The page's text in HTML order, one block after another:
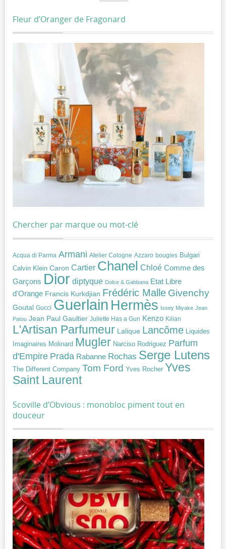
Fleur d’Oranger de Fragonard
Chercher par marque ou mot-clé
Acqua di Parma Armani Atelier Cologne Azzaro bougies Bulgari
Calvin Klein Caron Cartier Chanel Chloé Comme des
Garçons Dior diptyque Dolce & Gabbana Etat Libre
d'Orange Francis Kurkdjian Frédéric Malle Givenchy
Goutal Gucci Guerlain Hermès Issey Miyake Jean
Patou Jean Paul Gaultier Juliette Has a Gun Kenzo Kilian
L'Artisan Parfumeur Lalique Lancôme Liquides
Imaginaires Molinard Mugler Narciso Rodriguez Parfum
d'Empire Prada Rabanne Rochas Serge Lutens
The Different Company Tom Ford Yves Rocher Yves
Saint Laurent
Scoville d’Obvious : monobloc piment tout en
douceur